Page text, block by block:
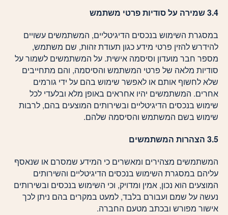
3.4 שמירה על סודיות פרטי משתמש
במסגרת השימוש בנכסים הדיגיטליים, המשתמשים עשויים
להידרש להזין פרטי מידע כגון תעודת זהות, שם משתמש,
מספר חבר מועדון וסיסמה אישית. על המשתמשים לשמור על
סודיות מלאה של פרטי המשתמש והסיסמה, והם מתחייבים
שלא לחשוף אותם או לאפשר שימוש בהם על ידי גורמים
אחרים. המשתמשים יהיו אחראים באופן מלא ובלעדי לכל
שימוש בנכסים הדיגיטליים ובשירותים המוצעים בהם, לרבות
שימוש בשם המשתמש והסיסמה שלהם.
3.5 הצהרות המשתמשים
המשתמשים מצהירים ומאשרים כי המידע שמסרם או שנאסף
עליהם במסגרת השימוש בנכסים הדיגיטליים והשירותים
המוצעים הוא נכון, אמין ומדויק, וכי השימוש בנכסים ובשירותים
נעשה על שמם ועבורם בלבד, למעט במקרים בהם ניתן לכך
אישור מפורש ובכתב מטעם החברה.